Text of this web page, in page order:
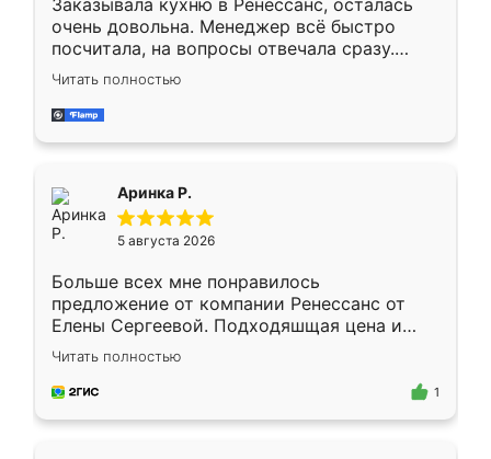
Заказывала кухню в Ренессанс, осталась
очень довольна. Менеджер всё быстро
посчитала, на вопросы отвечала сразу.
Замерщик приехал в субботу, подошёл к
делу со всей ответственностью. Собрали
за день, ребята работали аккуратно, даже
Читать полностью
Аринка Р.
5 августа 2026
Больше всех мне понравилось
предложение от компании Ренессанс от
Елены Сергеевой. Подходяшщая цена и
короткие сроки изготовления. Приехавший
для замера сотрудник Владислав
предложил по моему эскизу самый
Читать полностью
1